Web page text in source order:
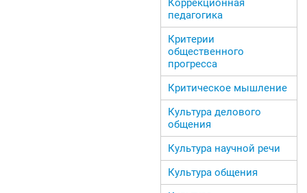
Коррекционная
педагогика
Критерии
общественного
прогресса
Критическое мышление
Культура делового
общения
Культура научной речи
Культура общения